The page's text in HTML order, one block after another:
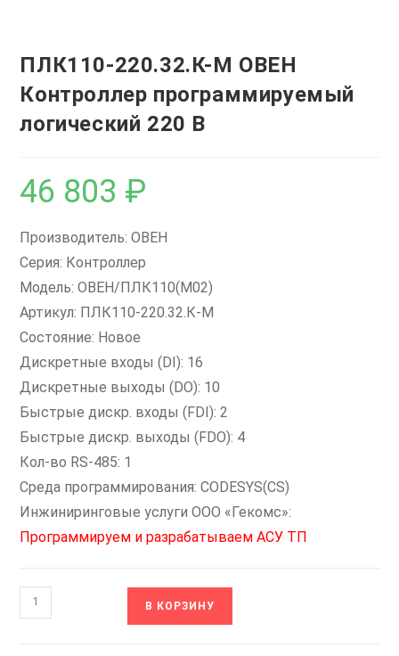
ПЛК110-220.32.К-М ОВЕН
Контроллер программируемый
логический 220 В
46 803 ₽
Производитель: ОВЕН
Серия: Контроллер
Модель: ОВЕН/ПЛК110(М02)
Артикул: ПЛК110-220.32.К-М
Состояние: Новое
Дискретные входы (DI): 16
Дискретные выходы (DO): 10
Быстрые дискр. входы (FDI): 2
Быстрые дискр. выходы (FDO): 4
Кол-во RS-485: 1
Среда программирования: CODESYS(CS)
Инжиниринговые услуги ООО «Гекомс»:
Программируем и разрабатываем АСУ ТП
Количество
товара
В КОРЗИНУ